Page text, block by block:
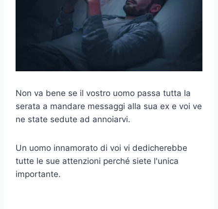
Non va bene se il vostro uomo passa tutta la
serata a mandare messaggi alla sua ex e voi ve
ne state sedute ad annoiarvi.
Un uomo innamorato di voi vi dedicherebbe
tutte le sue attenzioni perché siete l'unica
importante.